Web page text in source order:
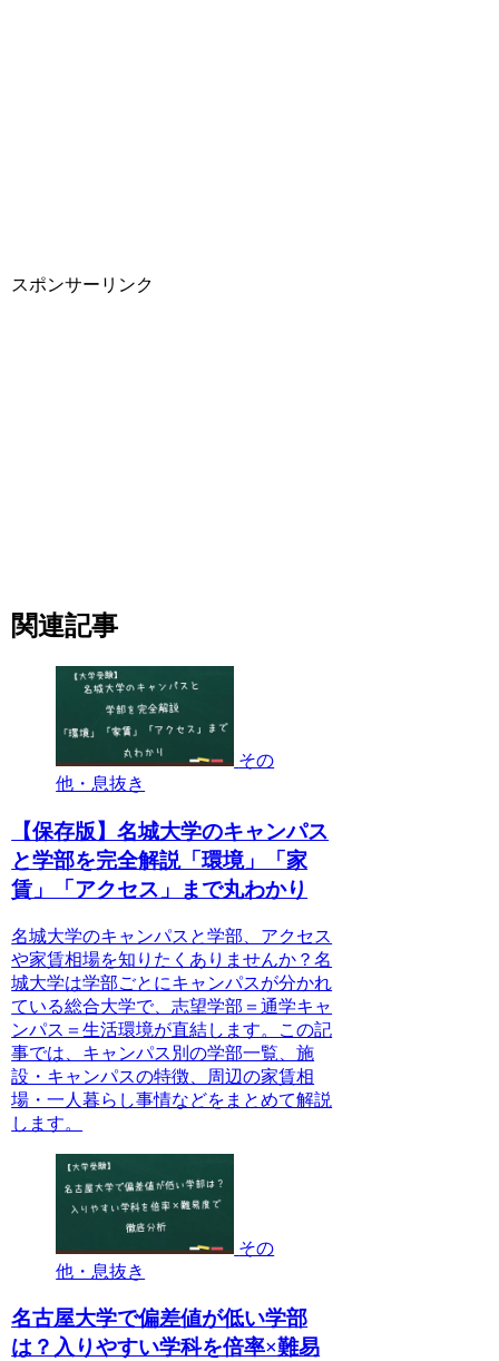
スポンサーリンク
関連記事
その
他・息抜き
【保存版】名城大学のキャンパス
と学部を完全解説「環境」「家
賃」「アクセス」まで丸わかり
名城大学のキャンパスと学部、アクセス
や家賃相場を知りたくありませんか？名
城大学は学部ごとにキャンパスが分かれ
ている総合大学で、志望学部＝通学キャ
ンパス＝生活環境が直結します。この記
事では、キャンパス別の学部一覧、施
設・キャンパスの特徴、周辺の家賃相
場・一人暮らし事情などをまとめて解説
します。
その
他・息抜き
名古屋大学で偏差値が低い学部
は？入りやすい学科を倍率×難易